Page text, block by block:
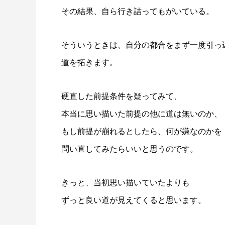
その結果、自ら行き詰ってもがいている。
そういうときは、自分の都合をまず一度引っ
道を拓きます。
硬直した前提条件を疑ってみて、
本当に思い描いた前提の他に道は無いのか、
もし前提が崩れるとしたら、何が嫌なのかを
問い直してみたらいいと思うのです。
きっと、当初思い描いていたよりも
ずっと良い道が見えてくると思います。